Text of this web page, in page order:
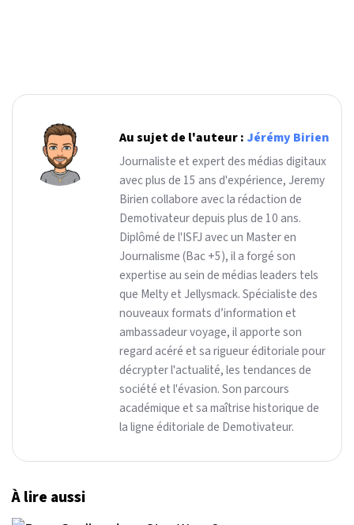
Au sujet de l'auteur : Jérémy Birien
Journaliste et expert des médias digitaux
avec plus de 15 ans d'expérience, Jeremy
Birien collabore avec la rédaction de
Demotivateur depuis plus de 10 ans.
Diplômé de l'ISFJ avec un Master en
Journalisme (Bac +5), il a forgé son
expertise au sein de médias leaders tels
que Melty et Jellysmack. Spécialiste des
nouveaux formats d’information et
ambassadeur voyage, il apporte son
regard acéré et sa rigueur éditoriale pour
décrypter l'actualité, les tendances de
société et l'évasion. Son parcours
académique et sa maîtrise historique de
la ligne éditoriale de Demotivateur.
À lire aussi